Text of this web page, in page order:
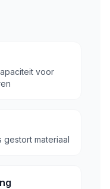
voor
materiaal